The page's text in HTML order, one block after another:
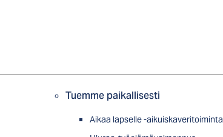
Tuemme paikallisesti
Aikaa lapselle -aikuiskaveritoiminta